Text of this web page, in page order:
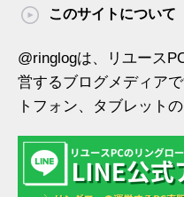
このサイトについて
@ringlogは、リユース
営するブログメディア
トフォン、タブレット